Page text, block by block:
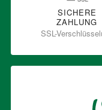
SICHERE
ZAHLUNG
SSL-